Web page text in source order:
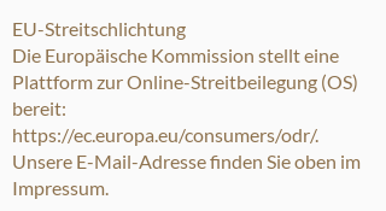
EU-Streitschlichtung
Die Europäische Kommission stellt eine
Plattform zur Online-Streitbeilegung (OS)
bereit:
https://ec.europa.eu/consumers/odr/.
Unsere E-Mail-Adresse finden Sie oben im
Impressum.